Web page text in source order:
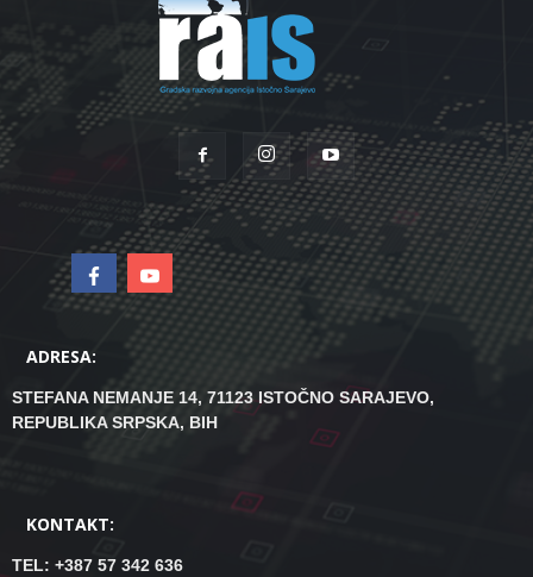
ADRESA:
STEFANA NEMANJE 14, 71123 ISTOČNO SARAJEVO,
REPUBLIKA SRPSKA, BIH
KONTAKT:
TEL: +387 57 342 636